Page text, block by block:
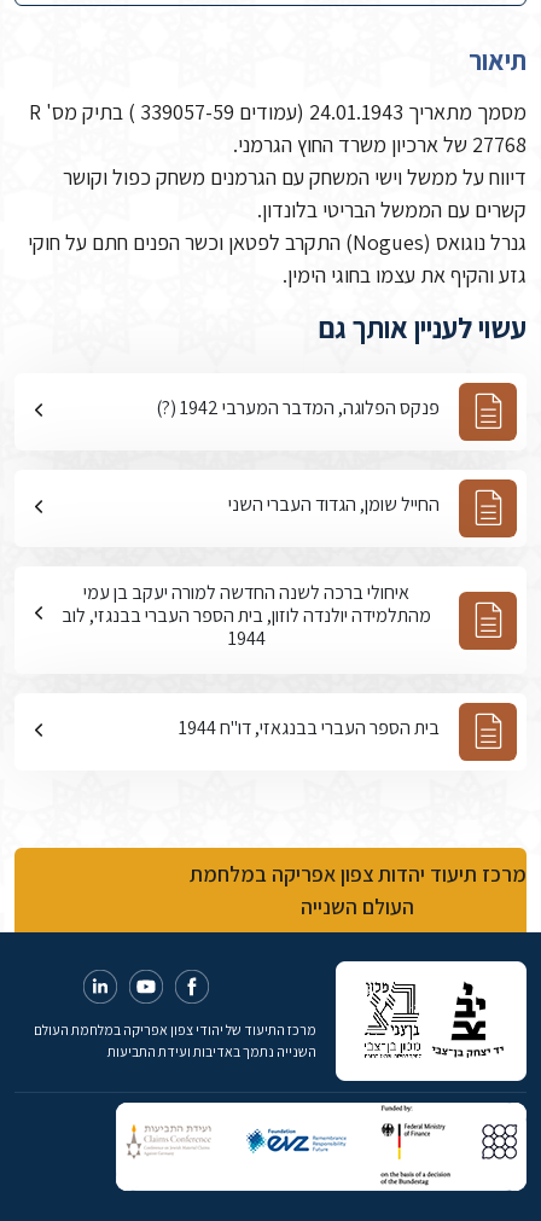
תיאור
מסמך מתאריך 24.01.1943 (עמודים 339057-59 ) בתיק מס' R
27768 של ארכיון משרד החוץ הגרמני.
דיווח על ממשל וישי המשחק עם הגרמנים משחק כפול וקושר
קשרים עם הממשל הבריטי בלונדון.
גנרל נוגואס (Nogues) התקרב לפטאן וכשר הפנים חתם על חוקי
גזע והקיף את עצמו בחוגי הימין.
עשוי לעניין אותך גם
פנקס הפלוגה, המדבר המערבי 1942 (?)
החייל שומן, הגדוד העברי השני
איחולי ברכה לשנה החדשה למורה יעקב בן עמי
מהתלמידה יולנדה לוזון, בית הספר העברי בבנגזי, לוב
1944
בית הספר העברי בבנגאזי, דו"ח 1944
מרכז תיעוד יהדות צפון אפריקה במלחמת
העולם השנייה
מרכז התיעוד של יהודי צפון אפריקה במלחמת העולם
השנייה נתמך באדיבות ועידת התביעות